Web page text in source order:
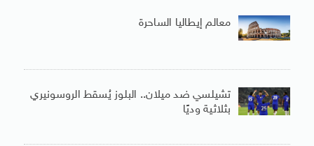
معالم إيطاليا الساحرة
تشيلسي ضد ميلان.. البلوز يُسقط الروسونيري
بثلاثية وديًا